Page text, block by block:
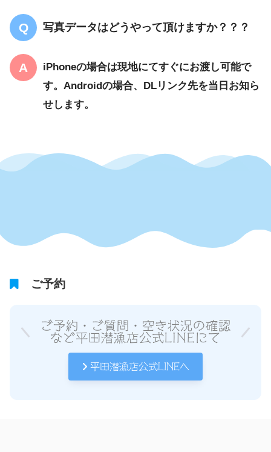
写真データはどうやって頂けますか？？？
iPhoneの場合は現地にてすぐにお渡し可能で
す。Androidの場合、DLリンク先を当日お知ら
せします。
ご予約
ご予約・ご質問・空き状況の確認
など平田潜漁店公式LINEにて
平田潜漁店公式LINEへ